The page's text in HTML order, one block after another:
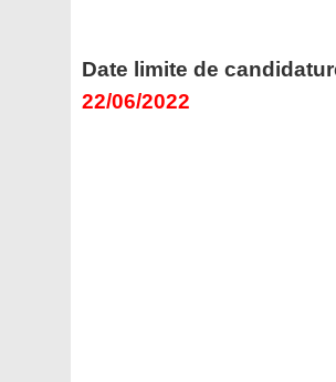
Date limite de
22/06/2022